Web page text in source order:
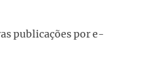
publicações por e-